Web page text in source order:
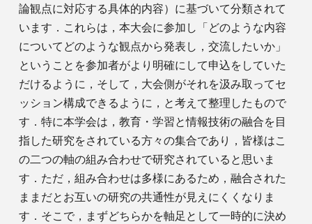
論観点に対応する具体的内容）に基づいて分類されて
います．これらは，本大会に参加し「どのような内容
についてどのような観点から発表し，交流したいか」
ということを参加者がより明確にして申込をしていた
だけるように，そして，大会側がそれを汲み取ってセ
ッション構成できるように，と考えて整理したもので
す．特に本学会は，教育・学習と情報技術の融合を目
指した研究をされている方々の集合であり，皆様はこ
の二つの軸の組み合わせで研究されていると思いま
す．ただ，組み合わせは多様にあるため，融合された
ままだとお互いの研究の共通性が見えにくくなりま
す．そこで，まずどちらかを軸足として一時的に決め